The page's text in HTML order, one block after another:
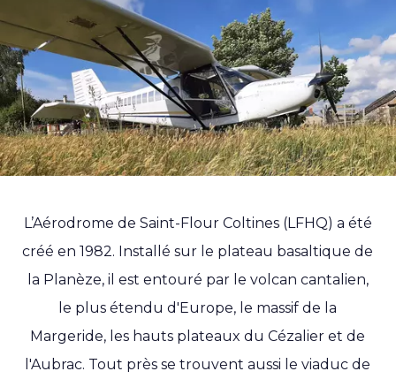
L’Aérodrome de Saint-Flour Coltines (LFHQ) a été
créé en 1982. Installé sur le plateau basaltique de
la Planèze, il est entouré par le volcan cantalien,
le plus étendu d'Europe, le massif de la
Margeride, les hauts plateaux du Cézalier et de
l'Aubrac. Tout près se trouvent aussi le viaduc de